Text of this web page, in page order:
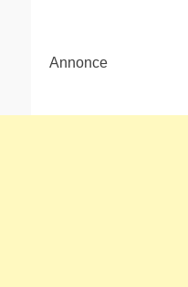
Annonce